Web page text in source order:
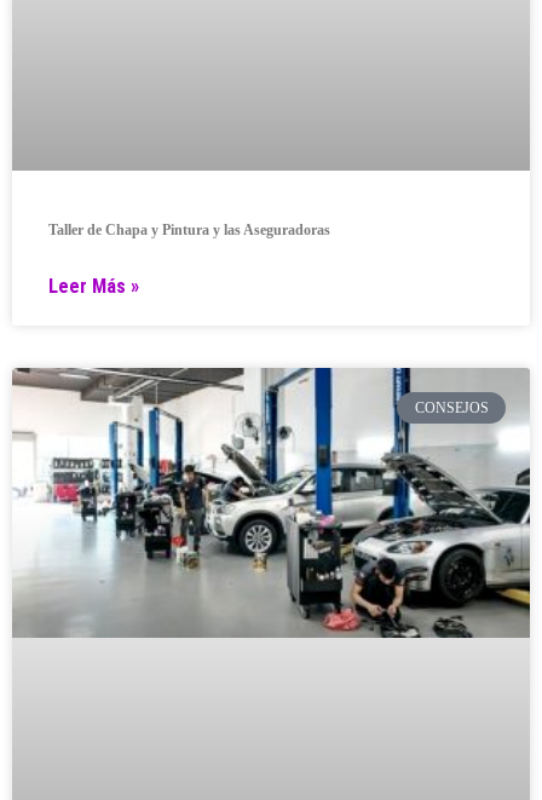
Taller de Chapa y Pintura y las Aseguradoras
Leer Más »
CONSEJOS